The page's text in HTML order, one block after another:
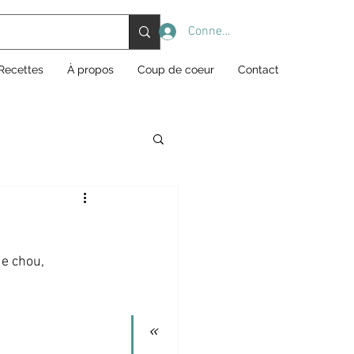
Connexion
À propos Coup de coeur Contact
chou,
«